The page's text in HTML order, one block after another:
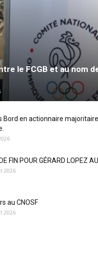
le FCGB et au nom
Bord en actionnaire
FIN POUR GÉRARD LOPEZ
2026
au CNOSF
2026